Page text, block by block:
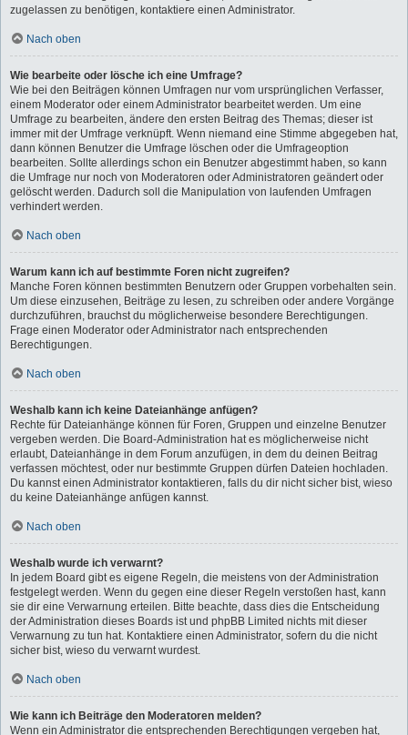
zugelassen zu benötigen, kontaktiere einen Administrator.
Nach oben
Wie bearbeite oder lösche ich eine Umfrage?
Wie bei den Beiträgen können Umfragen nur vom ursprünglichen Verfasser,
einem Moderator oder einem Administrator bearbeitet werden. Um eine
Umfrage zu bearbeiten, ändere den ersten Beitrag des Themas; dieser ist
immer mit der Umfrage verknüpft. Wenn niemand eine Stimme abgegeben hat,
dann können Benutzer die Umfrage löschen oder die Umfrageoption
bearbeiten. Sollte allerdings schon ein Benutzer abgestimmt haben, so kann
die Umfrage nur noch von Moderatoren oder Administratoren geändert oder
gelöscht werden. Dadurch soll die Manipulation von laufenden Umfragen
verhindert werden.
Nach oben
Warum kann ich auf bestimmte Foren nicht zugreifen?
Manche Foren können bestimmten Benutzern oder Gruppen vorbehalten sein.
Um diese einzusehen, Beiträge zu lesen, zu schreiben oder andere Vorgänge
durchzuführen, brauchst du möglicherweise besondere Berechtigungen.
Frage einen Moderator oder Administrator nach entsprechenden
Berechtigungen.
Nach oben
Weshalb kann ich keine Dateianhänge anfügen?
Rechte für Dateianhänge können für Foren, Gruppen und einzelne Benutzer
vergeben werden. Die Board-Administration hat es möglicherweise nicht
erlaubt, Dateianhänge in dem Forum anzufügen, in dem du deinen Beitrag
verfassen möchtest, oder nur bestimmte Gruppen dürfen Dateien hochladen.
Du kannst einen Administrator kontaktieren, falls du dir nicht sicher bist, wieso
du keine Dateianhänge anfügen kannst.
Nach oben
Weshalb wurde ich verwarnt?
In jedem Board gibt es eigene Regeln, die meistens von der Administration
festgelegt werden. Wenn du gegen eine dieser Regeln verstoßen hast, kann
sie dir eine Verwarnung erteilen. Bitte beachte, dass dies die Entscheidung
der Administration dieses Boards ist und phpBB Limited nichts mit dieser
Verwarnung zu tun hat. Kontaktiere einen Administrator, sofern du die nicht
sicher bist, wieso du verwarnt wurdest.
Nach oben
Wie kann ich Beiträge den Moderatoren melden?
Wenn ein Administrator die entsprechenden Berechtigungen vergeben hat,